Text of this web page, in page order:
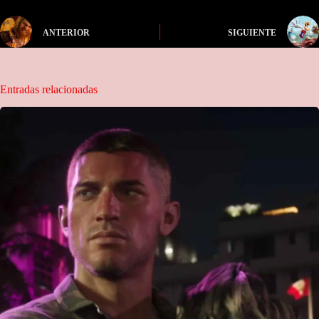
ANTERIOR SIGUIENTE
Entradas relacionadas